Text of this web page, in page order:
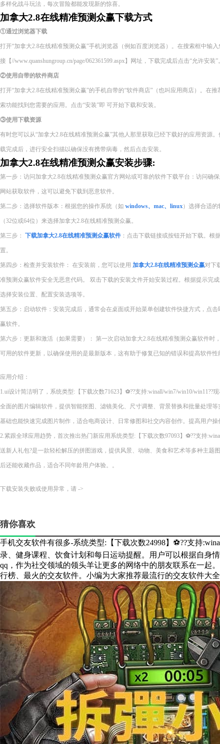
多样化战斗玩法，每次冒险都能发现新的惊喜。
加拿大2.8在线精准预测众赢下载方式
①通过浏览器下载
打开“加拿大2.8在线精准预测众赢”手机浏览器（例如百度浏览器）。在搜索框中输
接【//www.quanshungroup.cn/page/062361599.aspx】网址，下载完成后点击“允许安装”
②使用自带的软件商店
打开“加拿大2.8在线精准预测众赢”的手机自带的“软件商店”（也叫应用商店）。在
索功能找到您需要的应用。点击“安装”即 可开始下载和安装。
③使用下载资源
有时您可以从“加拿大2.8在线精准预测众赢”其他人那里获取已经下载好的应用资源
载完成后，进行安全扫描以确保没有携带病毒，然后点击安装。
加拿大2.8在线精准预测众赢安装步骤:
第一步：访问加拿大2.8在线精准预测众赢官方网站或可靠的软件下载平台：访问确
网站获取软件，这可以避免下载到恶意软件。
第二步：选择软件版本：根据您的操作系统（如 windows、mac、linux）选择合适
（32位或64位）来选择加拿大2.8在线精准预测众赢。
第三步： 下载加拿大2.8在线精准预测众赢软件 ：点击下载链接或按钮开始下载。根
置。
第四步：检查并安装软件： 在安装前，您可以使用 加拿大2.8在线精准预测众赢对下
准预测众赢软件安全无恶意代码。 双击下载的安装文件开始安装过程。根据提示完
选择安装位置、配置安装选项等。
第五步：启动软件：安装完成后，通常会在桌面或开始菜单创建软件快捷方式，点
赢软件。
第六步：更新和激活（如果需要）： 第一次启动加拿大2.8在线精准预测众赢软件时
可用的软件更新，以确保使用的是最新版本，这有助于修复已知的错误和提高软件性
应用介绍：
1.ui设计简洁明了，系统类型:【下载次数71623】⚽??支持:winall/win7/win10/win11??
全面的图片编辑软件，提供智能抠图、滤镜美化、尺寸调整、背景替换和批量处理
基础也能快速完成图片制作，适合电商设计、日常修图和社交内容创作。提高用户
2.紧跟全球应用趋势，首次推出热门新应用系统类型:【下载次数97093】⚽??支持
送新人礼包?是一款轻松解压的拼图游戏，提供风景、动物、美食和艺术等多种主题
后还能收藏作品，适合不同年龄用户体验。。
下载安装失败或使用异常，请 ->
猜你喜欢
手机交友软件有很多-系统类型:【下载次数24998】⚽??支持
录、健身课程、饮食计划和每日运动提醒。用户可以根据自身
qq，作为社交领域的领头羊让更多的网络中的朋友联系在一起
行榜、最火的交友软件。小编为大家推荐最流行的交友软件大